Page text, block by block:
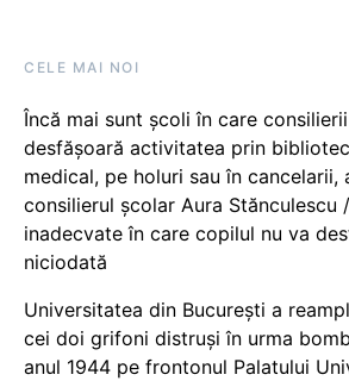
CELE MAI NOI
Încă mai sunt școli în care
desfășoară activitatea prin
medical, pe holuri sau în cancelarii,
consilierul școlar Aura Stănculescu
inadecvate în care copilul nu va
niciodată
Universitatea din București a
cei doi grifoni distruși în urma
anul 1944 pe frontonul Palatului